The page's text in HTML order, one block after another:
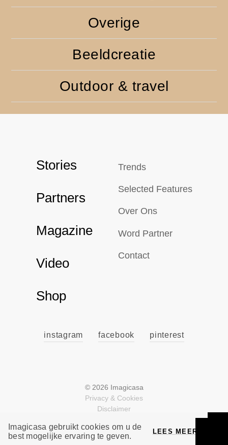
Overige
Beeldcreatie
Outdoor & travel
Imagicasa gebruikt cookies om u de
best mogelijke ervaring te geven.
LEES MEER
Stories
Partners
Magazine
Video
Shop
Trends
Selected Features
Over Ons
Word Partner
Contact
instagram facebook pinterest
© 2026 Imagicasa
Privacy & Cookies
Disclaimer
Design & Development by Noticed